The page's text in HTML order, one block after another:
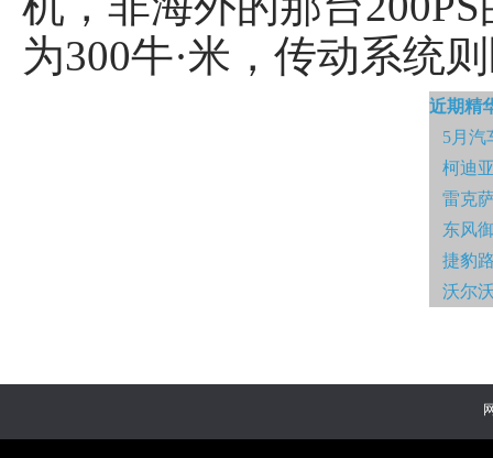
为300牛·米，传动系统
近期精
5月汽
柯迪
雷克
东风
捷豹
沃尔